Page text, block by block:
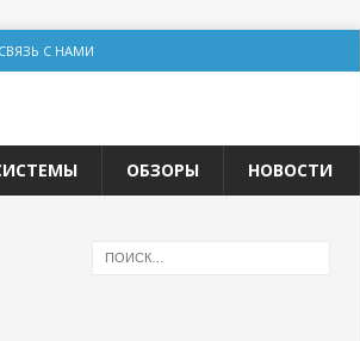
СВЯЗЬ С НАМИ
ОБЗОРЫ НОВОСТИ